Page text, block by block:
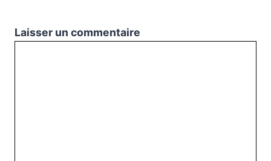
Laisser un commentaire